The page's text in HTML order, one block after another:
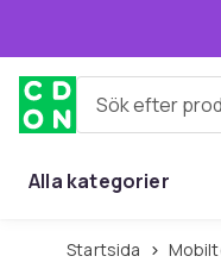
Sök efter
Alla kategorier
Startsida